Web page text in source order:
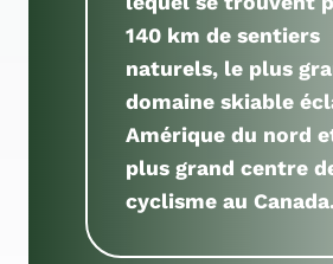
140 km de sentiers
naturels, le plus
domaine skiable
Amérique du nord
plus grand centre
cyclisme au